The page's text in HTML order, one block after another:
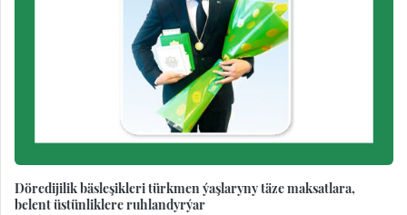
Döredijilik bäsleşikleri türkmen ýaşlaryny täze maksatlara,
belent üstünliklere ruhlandyrýar